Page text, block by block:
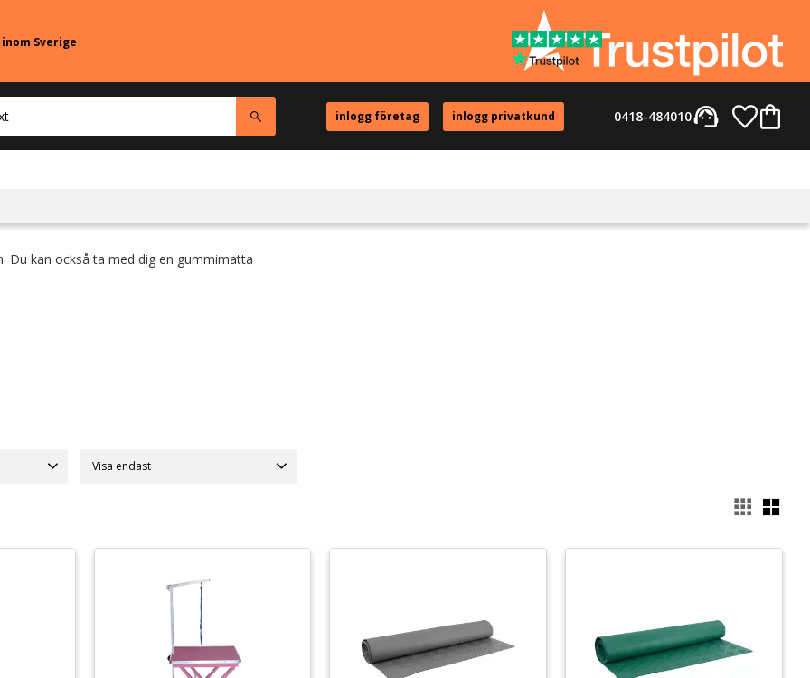
Sverige
inlogg företag inlogg privatkund support_agent
0418-484010
Du kan också ta med dig en gummimatta
Visa endast